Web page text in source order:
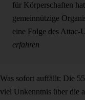
für Körperschaften
gemeinnützige
eine Folge des Attac-
erfahren
Was sofort auffällt: Die
viel Unkenntnis über die